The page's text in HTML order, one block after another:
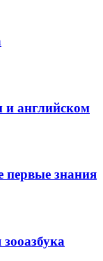
и английском
знания